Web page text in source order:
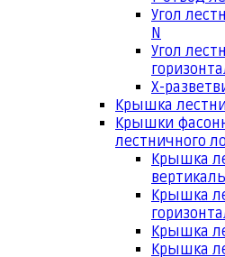
Угол
N
Угол
Х-
Крышка
Крышки
лестничного
Крышка
Крышка
Крышка
Крышка